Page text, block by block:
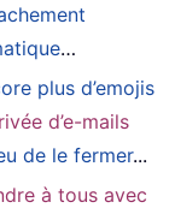
…
plus d’emojis
d’e-mails
de le fermer...
à tous avec